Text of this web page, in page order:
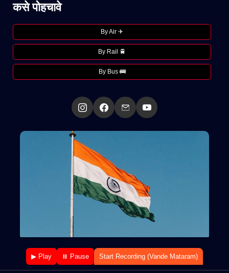
कसे पोहचावे
By Air ✈
By Rail 🚆
By Bus 🚌
▶ Play ⏸ Pause Start Recording (Vande Mataram)